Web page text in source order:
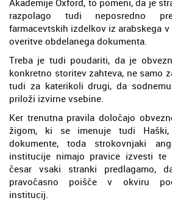
razpolago tudi neposredno
farmacevtskih izdelkov iz arabskega
overitve obdelanega dokumenta.
Treba je tudi poudariti, da je
konkretno storitev zahteva, ne samo
tudi za katerikoli drugi, da
priloži izvirne vsebine.
Ker trenutna pravila določajo
žigom, ki se imenuje tudi
dokumente, toda strokovnjaki
institucije nimajo pravice izvesti te
česar vsaki stranki predlagamo,
pravočasno poišče v okviru
institucij.